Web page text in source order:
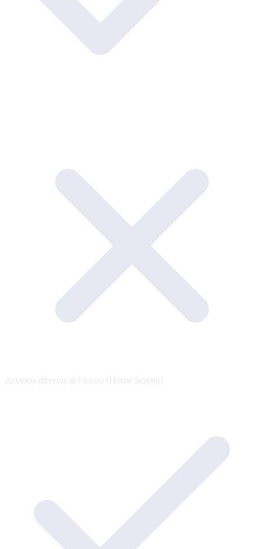
Accesos directos del icono (Home Screen)